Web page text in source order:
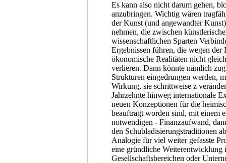
Es kann also nicht darum gehen,
anzubringen. Wichtig wären
der Kunst (und angewandter
nehmen, die zwischen
wissenschaftlichen Sparten
Ergebnissen führen, die wegen der
ökonomische Realitäten nicht
verlieren. Dann könnte nämlich
Strukturen eingedrungen werden,
Wirkung, sie schrittweise z
Jahrzehnte hinweg internationale
neuen Konzeptionen für die
beauftragt worden sind, mit einem
notwendigen - Finanzaufwand,
den Schubladisierungstraditionen
Analogie für viel weiter gefasste
eine gründliche Weiterentwicklung
Gesellschaftsbereichen oder